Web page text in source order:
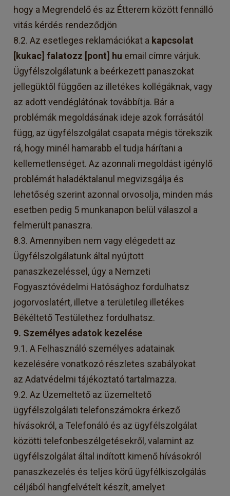
hogy a Megrendelő és az Étterem között fennálló
vitás kérdés rendeződjön
8.2. Az esetleges reklamációkat a kapcsolat
[kukac] falatozz [pont] hu email címre várjuk.
Ügyfélszolgálatunk a beérkezett panaszokat
jellegüktől függően az illetékes kollégáknak, vagy
az adott vendéglátónak továbbítja. Bár a
problémák megoldásának ideje azok forrásától
függ, az ügyfélszolgálat csapata mégis törekszik
rá, hogy minél hamarabb el tudja hárítani a
kellemetlenséget. Az azonnali megoldást igénylő
problémát haladéktalanul megvizsgálja és
lehetőség szerint azonnal orvosolja, minden más
esetben pedig 5 munkanapon belül válaszol a
felmerült panaszra.
8.3. Amennyiben nem vagy elégedett az
Ügyfélszolgálatunk által nyújtott
panaszkezeléssel, úgy a Nemzeti
Fogyasztóvédelmi Hatósághoz fordulhatsz
jogorvoslatért, illetve a területileg illetékes
Békéltető Testülethez fordulhatsz.
9. Személyes adatok kezelése
9.1. A Felhasználó személyes adatainak
kezelésére vonatkozó részletes szabályokat
azAdatvédelmi tájékoztatótartalmazza.
9.2. Az Üzemeltető az üzemeltető
ügyfélszolgálati telefonszámokra érkező
hívásokról, a Telefonáló és az ügyfélszolgálat
közötti telefonbeszélgetésekről, valamint az
ügyfélszolgálat által indított kimenő hívásokról
panaszkezelés és teljes körű ügyfélkiszolgálás
céljából hangfelvételt készít, amelyet